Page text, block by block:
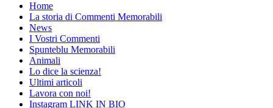
Home
La storia di Commenti Memorabili
News
I Vostri Commenti
Spunteblu Memorabili
Animali
Lo dice la scienza!
Ultimi articoli
Lavora con noi!
Instagram LINK IN BIO